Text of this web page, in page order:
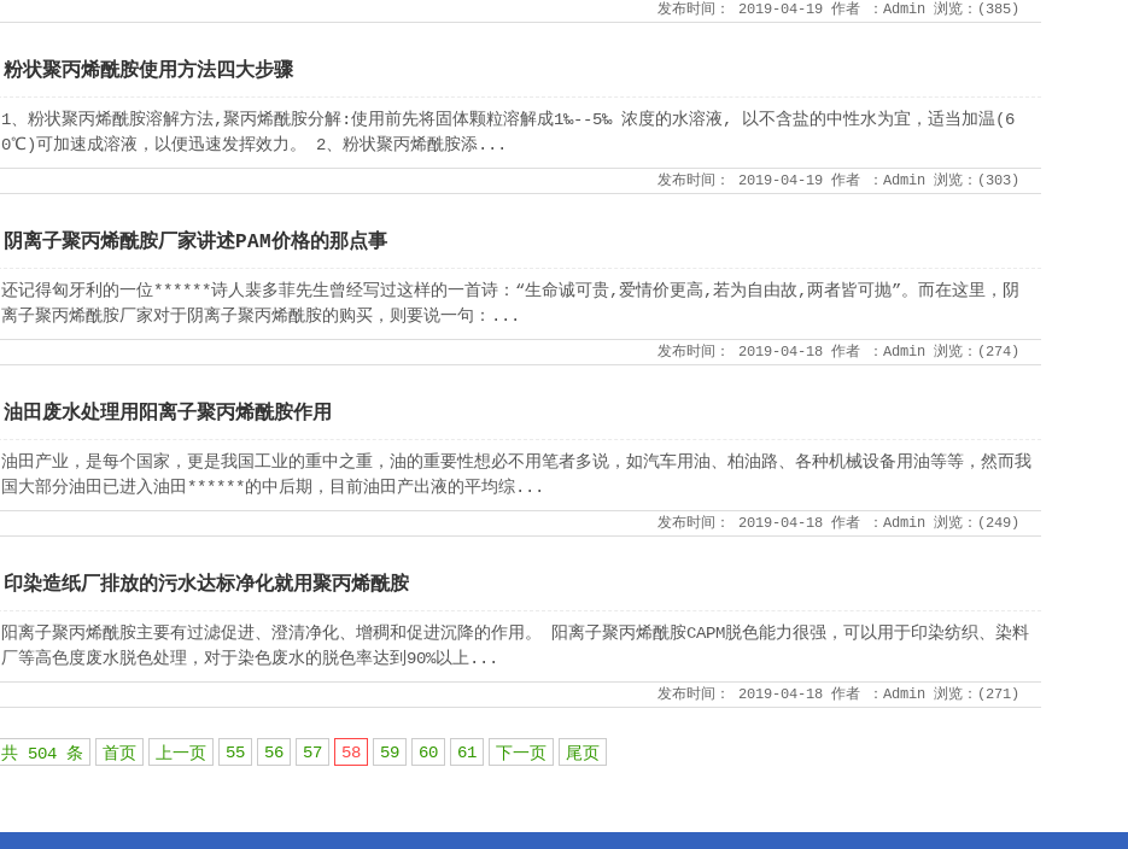
发布时间： 2019-04-19 作者 ：Admin 浏览：( 385 )
粉状聚丙烯酰胺使用方法四大步骤
1、粉状聚丙烯酰胺溶解方法,聚丙烯酰胺分解:使用前先将固体颗粒溶解成1‰--5‰ 浓度的水溶液, 以不含盐的中性水为宜，适当加温(6
0℃)可加速成溶液，以便迅速发挥效力。 2、粉状聚丙烯酰胺添...
发布时间： 2019-04-19 作者 ：Admin 浏览：( 303 )
阴离子聚丙烯酰胺厂家讲述PAM价格的那点事
还记得匈牙利的一位******诗人裴多菲先生曾经写过这样的一首诗：“生命诚可贵,爱情价更高,若为自由故,两者皆可抛”。而在这里，阴
离子聚丙烯酰胺厂家对于阴离子聚丙烯酰胺的购买，则要说一句：...
发布时间： 2019-04-18 作者 ：Admin 浏览：( 274 )
油田废水处理用阳离子聚丙烯酰胺作用
油田产业，是每个国家，更是我国工业的重中之重，油的重要性想必不用笔者多说，如汽车用油、柏油路、各种机械设备用油等等，然而我
国大部分油田已进入油田******的中后期，目前油田产出液的平均综...
发布时间： 2019-04-18 作者 ：Admin 浏览：( 249 )
印染造纸厂排放的污水达标净化就用聚丙烯酰胺
阳离子聚丙烯酰胺主要有过滤促进、澄清净化、增稠和促进沉降的作用。 阳离子聚丙烯酰胺CAPM脱色能力很强，可以用于印染纺织、染料
厂等高色度废水脱色处理，对于染色废水的脱色率达到90%以上...
发布时间： 2019-04-18 作者 ：Admin 浏览：( 271 )
共 504 条 首页 上一页 55 56 57 58 59 60 61 下一页 尾页